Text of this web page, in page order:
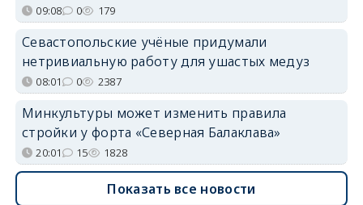
09:08 0 179
Севастопольские учёные придумали
нетривиальную работу для ушастых медуз
08:01 0 2387
Минкультуры может изменить правила
стройки у форта «Северная Балаклава»
20:01 15 1828
Показать все новости